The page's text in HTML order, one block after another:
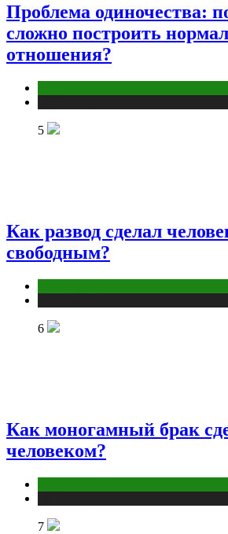
Проблема одиночества:
сложно построить
отношения?
5
Как развод сделал
свободным?
6
Как моногамный брак
человеком?
7